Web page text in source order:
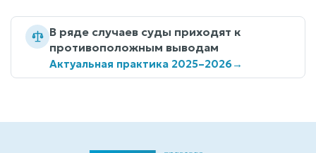
В ряде случаев суды приходят к
противоположным выводам
Актуальная практика 2025–2026→